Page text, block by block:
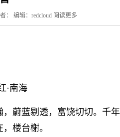
： 编辑：redcloud 阅读更多
南海
蔚蓝剔透，富饶切切。千
楼台榭。